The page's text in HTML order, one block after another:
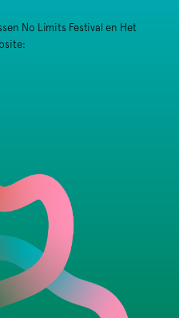
No Limits Festival en Het